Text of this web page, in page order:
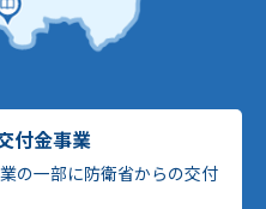
付金事業
の一部に防衛省からの交付